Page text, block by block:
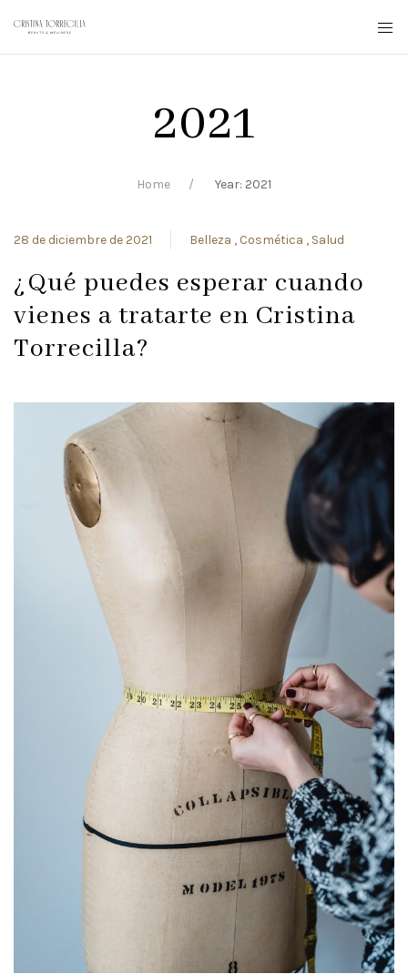
2021
Home Year: 2021
28 de diciembre de 2021 Belleza Cosmética Salud
¿Qué puedes esperar cuando
vienes a tratarte en Cristina
Torrecilla?